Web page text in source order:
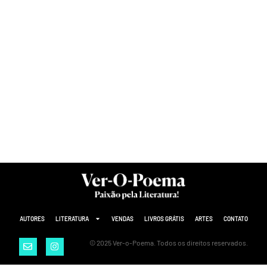
AUTORES LITERATURA VENDAS LIVROS GRÁTIS ARTES CONTATO
© 2025 Ver-o-Poema. Todos os direitos reservados.